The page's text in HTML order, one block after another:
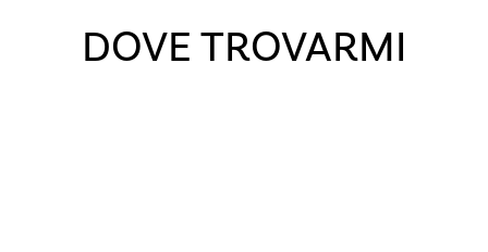
DOVE TROVARMI